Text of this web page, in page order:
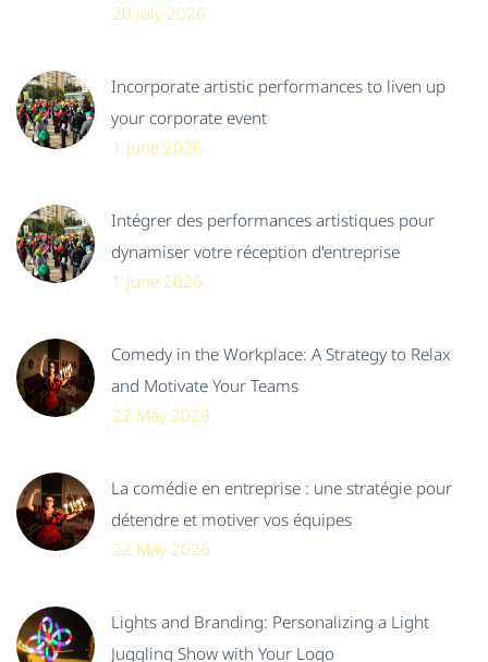
20 July 2026
Incorporate artistic performances to liven up
your corporate event
1 June 2026
Intégrer des performances artistiques pour
dynamiser votre réception d'entreprise
1 June 2026
Comedy in the Workplace: A Strategy to Relax
and Motivate Your Teams
22 May 2026
La comédie en entreprise : une stratégie pour
détendre et motiver vos équipes
22 May 2026
Lights and Branding: Personalizing a Light
Juggling Show with Your Logo